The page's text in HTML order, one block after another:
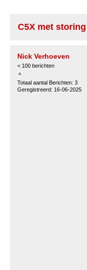
C5X met
Nick Verhoeven
< 100 berichten
Totaal aantal Berichten: 3
Geregistreerd: 16-06-2025